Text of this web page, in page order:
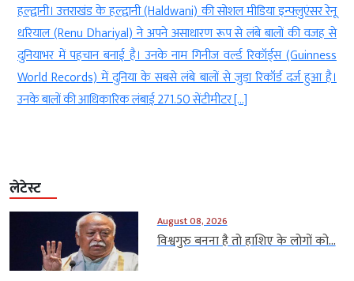
नई दिल्ली। भगवान शिव (Lord Shiva) का नटराज (Nataraja) स्वरूप
सनातन परंपरा (Sanatan Tradition) के सबसे गूढ़ और प्रतीकात्मक रूपों में
से एक माना जाता है। नृत्य के अधिपति के रूप में शिव की यह प्रतिमा केवल
कलात्मक अभिव्यक्ति नहीं, बल्कि सृष्टि, ऊर्जा, समय, ज्ञान और चेतना से जुड़े गहरे
संदेशों को भी दर्शाती है। […]
लेटेस्ट
August 08, 2026
विश्वगुरु बनना है तो हाशिए के लोगों को...